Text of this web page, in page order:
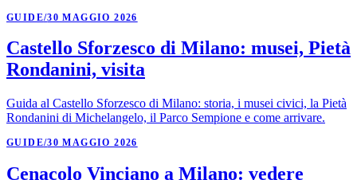
GUIDE/30 MAGGIO 2026
Castello Sforzesco di Milano: musei, Pietà
Rondanini, visita
Guida al Castello Sforzesco di Milano: storia, i musei civici, la Pietà
Rondanini di Michelangelo, il Parco Sempione e come arrivare.
GUIDE/30 MAGGIO 2026
Cenacolo Vinciano a Milano: vedere